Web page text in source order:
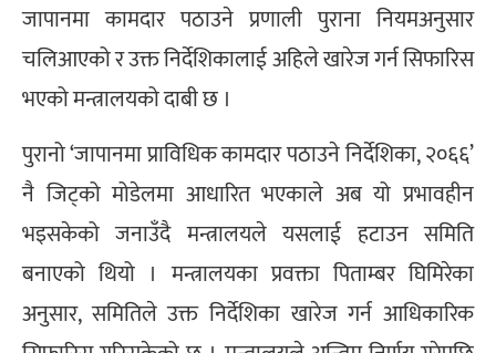
जापानमा कामदार पठाउने प्रणाली पुराना नियमअनुसार
चलिआएको र उक्त निर्देशिकालाई अहिले खारेज गर्न सिफारिस
भएको मन्त्रालयको दाबी छ ।
पुरानो ‘जापानमा प्राविधिक कामदार पठाउने निर्देशिका, २०६६’
नै जिट्को मोडेलमा आधारित भएकाले अब यो प्रभावहीन
भइसकेको जनाउँदै मन्त्रालयले यसलाई हटाउन समिति
बनाएको थियो । मन्त्रालयका प्रवक्ता पिताम्बर घिमिरेका
अनुसार, समितिले उक्त निर्देशिका खारेज गर्न आधिकारिक